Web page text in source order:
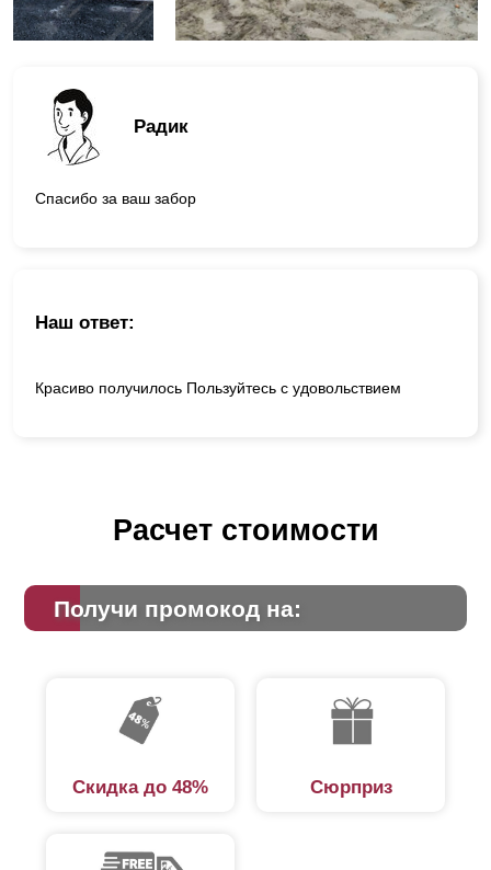
Радик
Спасибо за ваш забор
Наш ответ:
Красиво получилось Пользуйтесь с удовольствием
Расчет стоимости
Получи промокод на:
Скидка до 48% Сюрприз